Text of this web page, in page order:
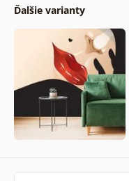
Ďalšie varianty